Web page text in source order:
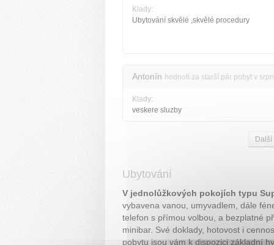
Klady:
Ubytování skvělé ,skvělé procedury
Antonín hodnotí za starší pár pobyt v
Klady:
veskere sluzby
Ubytování
V jednolůžkových pokojích typu
vybavena vanou, umyvadlem, dále
telefon s přímou volbou, a bezplatné
minibar. Své doklady, hotovost i
pobytu jsou vám k dispozici základní